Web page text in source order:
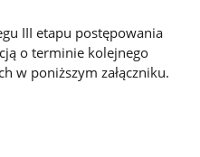
III etapu postępowania
o terminie kolejnego
w poniższym załączniku.